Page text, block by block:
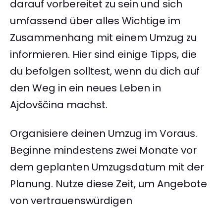
darauf vorbereitet zu sein und sich
umfassend über alles Wichtige im
Zusammenhang mit einem Umzug zu
informieren. Hier sind einige Tipps, die
du befolgen solltest, wenn du dich auf
den Weg in ein neues Leben in
Ajdovščina machst.
Organisiere deinen Umzug im Voraus.
Beginne mindestens zwei Monate vor
dem geplanten Umzugsdatum mit der
Planung. Nutze diese Zeit, um Angebote
von vertrauenswürdigen